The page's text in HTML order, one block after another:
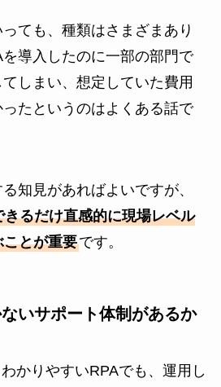
ても、種類はさまざまあり
導入したのに一部の部門で
しまい、想定していた費用
たというのはよくある話で
知見があればよいですが、
きるだけ直感的に現場レベル
とが重要です。
いサポート体制があるか
かりやすいRPAでも、運用し